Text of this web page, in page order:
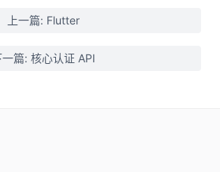
上一篇: Flutter
一篇: 核心认证 API